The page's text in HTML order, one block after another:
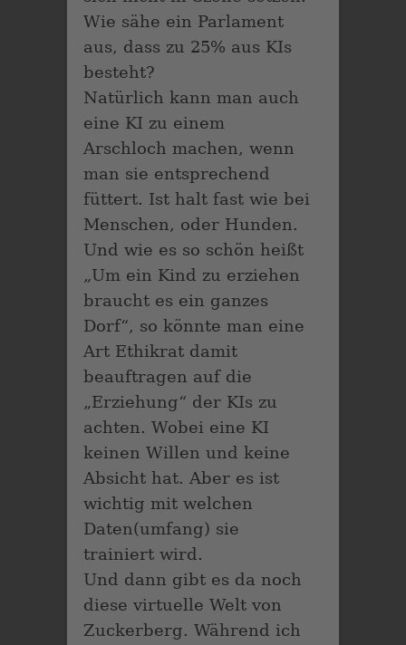
Wie sähe ein Parlament
aus, dass zu 25% aus KIs
besteht?
Natürlich kann man auch
eine KI zu einem
Arschloch machen, wenn
man sie entsprechend
füttert. Ist halt fast wie bei
Menschen, oder Hunden.
Und wie es so schön heißt
„Um ein Kind zu erziehen
braucht es ein ganzes
Dorf“, so könnte man eine
Art Ethikrat damit
beauftragen auf die
„Erziehung“ der KIs zu
achten. Wobei eine KI
keinen Willen und keine
Absicht hat. Aber es ist
wichtig mit welchen
Daten(umfang) sie
trainiert wird.
Und dann gibt es da noch
diese virtuelle Welt von
Zuckerberg. Während ich